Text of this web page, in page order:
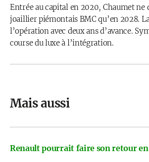
Entrée au capital en 2020, Chaumet ne
joaillier piémontais BMC qu’en 2028.
l’opération avec deux ans d’avance.
course du luxe à l’intégration.
Mais aussi
Renault pourrait faire son retour